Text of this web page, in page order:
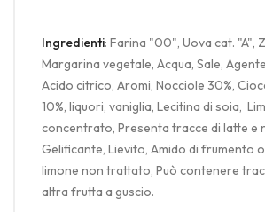
Ingredienti: Farina "00", Uova cat. "A",
Margarina vegetale, Acqua, Sale,
Acido citrico, Aromi, Nocciole 30%,
10%, liquori, vaniglia, Lecitina di soia,
concentrato, Presenta tracce di latte e
Gelificante, Lievito, Amido di frumento o
limone non trattato, Può contenere
altra frutta a guscio.